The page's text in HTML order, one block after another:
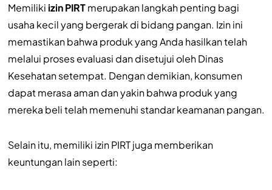
Memiliki izin PIRTmerupakan langkah penting bagi
usaha kecil yang bergerak di bidang pangan. Izin ini
memastikan bahwa produk yang Anda hasilkan telah
melalui proses evaluasi dan disetujui oleh Dinas
Kesehatan setempat. Dengan demikian, konsumen
dapat merasa aman dan yakin bahwa produk yang
mereka beli telah memenuhi standar keamanan pangan.
Selain itu, memiliki izin PIRT juga memberikan
keuntungan lain seperti: